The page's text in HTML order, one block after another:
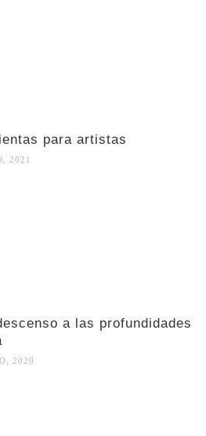
para artistas
2021
a las profundidades
2020